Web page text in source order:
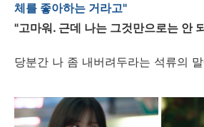
체를 좋아하는 거라고"
"고마워. 근데 나는 그것만으로는 안
당분간 나 좀 내버려두라는 석류의